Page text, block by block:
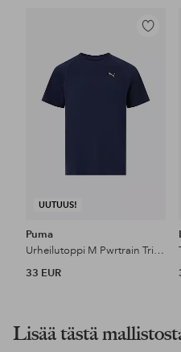
UUTUUS!
Lisää
Puma
Urheilutoppi M Pwrtrain Triblend Tee
33 EUR
Lisää tästä